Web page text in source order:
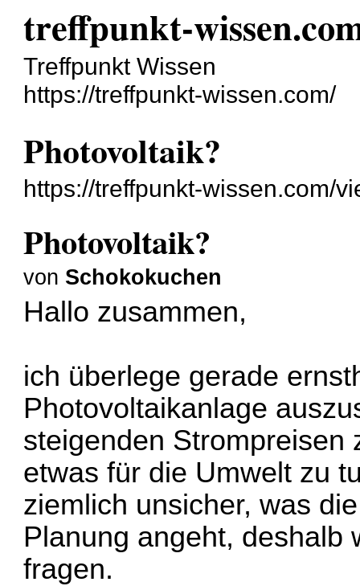
treffpunkt-
Treffpunkt Wissen
https://treffpunkt-wissen.com/
Photovoltaik?
https://treffpunkt-wissen.com/
Photovoltaik?
von Schokokuchen
Hallo zusammen,
ich überlege gerade
Photovoltaikanlage
steigenden Strompreisen
etwas für die Umwelt zu
ziemlich unsicher, was
Planung angeht, deshalb
fragen.